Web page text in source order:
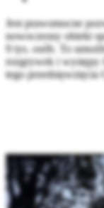
Jest prawomocne
nowoczesny obiekt
9 tys. osób. To
rozgrywek i występy
tego przedsięwzięcia